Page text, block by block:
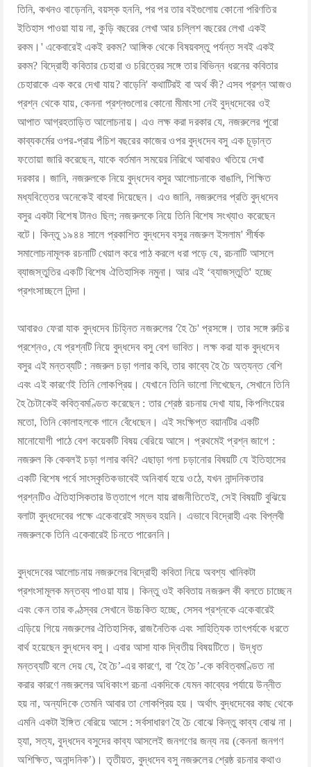
তিনি, কখনও বাড়েননি, বয়স্ক হননি, পর পর তার বইগুলোয় কোনো পরিণতির
ইতিহাস পাওয়া যায় না, কুড়ি বছরের লেখা আর চল্লিশ বছরের লেখা একই
রকম।' একেবারেই একই রকম? আঙ্গিক থেকে বিষয়বস্তু পর্যন্ত সবই একই
রকম? বিদ্রোহী কবিতার চেহারা ও চরিত্রের সঙ্গে তার বিভিন্ন ধরনের কবিতার
চেহারাকে এক করে দেখা যায়? বাড়েনি' কথাটিরই বা অর্থ কী? এসব প্রশ্ন আজও
প্রশ্ন থেকে যায়, কেননা প্রশ্নগুলোর কোনো মীমাংসা নেই বুদ্ধদেবের ওই
আপাত আগ্রহতাড়িত আলোচনায়। এও লক্ষ করা দরকার যে, নজরুলের পুরো
কাব্যকর্মের ওপর-প্রায় পঁচিশ বছরের কাজের ওপর বুদ্ধদেব বসু এক চূড়ান্ত
ফতোয়া জারি করেছেন, যাকে বর্তমান সময়ের নিরিখে আবারও খতিয়ে দেখা
দরকার। জানি, নজরুলকে নিয়ে বুদ্ধদেব বসুর আলোচনাকে বাঙালি, শিক্ষিত
মধ্যবিত্তের অনেকেই বাহবা দিয়েছেন। এও জানি, নজরুলের প্রতি বুদ্ধদেব
বসুর একটা বিশেষ টানও ছিল; নজরুলকে নিয়ে তিনি বিশেষ সংখ্যাও করেছেন
বটে। কিন্তু ১৯৪৪ সালে প্রকাশিত বুদ্ধদেব বসুর নজরুল ইসলাম' শীর্ষক
সমালোচনামূলক রচনাটি খেয়াল করে পাঠ করলে ধরা পড়ে যে, রচনাটি আসলে
ব্যাজস্তুতির একটি বিশেষ ঐতিহাসিক নমুনা। আর এই ‘ব্যাজস্তুতি' হচ্ছে
প্রশংসাচ্ছলে নিন্দা।
আবারও ফেরা যাক বুদ্ধদেব চিহ্নিত নজরুলের ‘হৈ চৈ' প্রসঙ্গে। তার সঙ্গে রুচির
প্রশ্নেও, যে প্রশ্নটি নিয়ে বুদ্ধদেব বসু বেশ ভাবিত। লক্ষ করা যাক বুদ্ধদেব
বসুর এই মন্তব্যটি : নজরুল চড়া গলার কবি, তার কাব্যে হৈ চৈ অত্যন্ত বেশি
এবং এই কারণেই তিনি লোকপ্রিয়। যেখানে তিনি ভালো লিখেছেন, সেখানে তিনি
হৈ চৈটাকেই কবিত্বমণ্ডিত করেছেন : তার শ্রেষ্ঠ রচনায় দেখা যায়, কিপলিংয়ের
মতো, তিনি কোলাহলকে গানে বেঁধেছেন। এই সংক্ষিপ্ত বয়ানটির একটি
মানোযোগী পাঠে বেশ কয়েকটি বিষয় বেরিয়ে আসে। প্রথমেই প্রশ্ন জাগে :
নজরুল কি কেবলই চড়া গলার কবি? এছাড়া গলা চড়ানোর বিষয়টি যে ইতিহাসের
একটি বিশেষ পর্বে সাংস্কৃতিকভাবেই অনিবার্য হয়ে ওঠে, যখন নান্দনিকতার
প্রশ্নটিও ঐতিহাসিকতার উত্তাপে গলে যায় রাজনীতিতেই, সেই বিষয়টি বুঝিয়ে
বলাটা বুদ্ধদেবের পক্ষে একেবারেই সম্ভব হয়নি। এভাবে বিদ্রোহী এবং বিপ্লবী
নজরুলকে তিনি একেবারেই চিনতে পারেননি।
বুদ্ধদেবের আলোচনায় নজরুলের বিদ্রোহী কবিতা নিয়ে অবশ্য খানিকটা
প্রশংসামূলক মন্তব্য পাওয়া যায়। কিন্তু ওই কবিতায় নজরুল কী বলতে চাচ্ছেন
এবং কেন তার কণ্ঠস্বর সেখানে উচ্চকিত হচ্ছে, সেসব প্রশ্নকে একেবারেই
এড়িয়ে গিয়ে নজরুলের ঐতিহাসিক, রাজনৈতিক এবং সাহিত্যিক তাৎপর্যকে ধরতে
বার্থ হয়েছেন বুদ্ধদেব বসু। এবার আসা যাক দ্বিতীয় বিষয়টিতে। উদ্ধৃত
মন্তব্যটি বলে দেয় যে, হৈ চৈ’-এর কারণে, বা ‘হৈ চৈ’-কে কবিত্বমণ্ডিত না
করার কারণে নজরুলের অধিকাংশ রচনা একদিকে যেমন কাব্যের পর্যায়ে উন্নীত
হয় না, অন্যদিকে তেমনি আবার তা লোকপ্রিয় হয়। অর্থাৎ বুদ্ধদেবের কাছ থেকে
এমনি একটা ইঙ্গিত বেরিয়ে আসে : সর্বসাধারণ হৈ চৈ বোঝে কিন্তু কাব্য বোঝ না।
হ্যা, সত্য, বুদ্ধদেব বসুদের কাব্য আসলেই জনগণের জন্য নয় (কেননা জনগণ
অশিক্ষিত, অনান্দনিক’)। তৃতীয়ত, বুদ্ধদেব বসু নজরুলের শ্রেষ্ঠ রচনার কথাও